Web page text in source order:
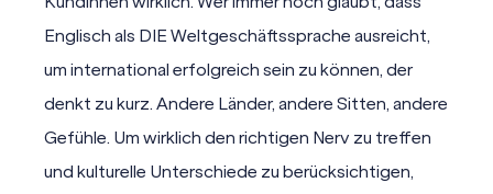
Englisch als DIE Weltgeschäftssprache ausreicht,
um international erfolgreich sein zu können, der
denkt zu kurz. Andere Länder, andere Sitten, andere
Gefühle. Um wirklich den richtigen Nerv zu treffen
und kulturelle Unterschiede zu berücksichtigen,